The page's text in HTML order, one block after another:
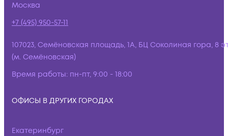
Москва
+7 (495) 950-57-11
107023, Семёновская площадь, 1А, БЦ Соколиная гора, 8
(м. Семёновская)
Время работы: пн-пт, 9:00 - 18:00
ОФИСЫ В ДРУГИХ ГОРОДАХ
Екатеринбург